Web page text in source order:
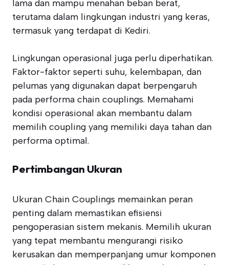
lama dan mampu menahan beban berat,
terutama dalam lingkungan industri yang keras,
termasuk yang terdapat di Kediri.
Lingkungan operasional juga perlu diperhatikan.
Faktor-faktor seperti suhu, kelembapan, dan
pelumas yang digunakan dapat berpengaruh
pada performa chain couplings. Memahami
kondisi operasional akan membantu dalam
memilih coupling yang memiliki daya tahan dan
performa optimal.
Pertimbangan Ukuran
Ukuran Chain Couplings memainkan peran
penting dalam memastikan efisiensi
pengoperasian sistem mekanis. Memilih ukuran
yang tepat membantu mengurangi risiko
kerusakan dan memperpanjang umur komponen